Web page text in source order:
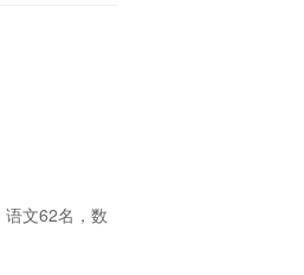
文62名，数